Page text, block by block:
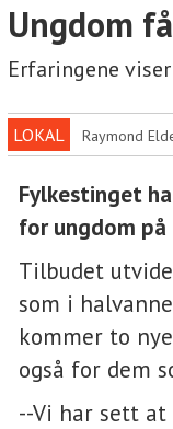
Ungdom
Erfaringene
LOKAL Raymond
Fylkestinget
for ungdom på
Tilbudet
som i
kommer to
også for dem
--Vi har sett